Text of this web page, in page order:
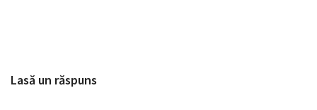
Lasă un răspuns